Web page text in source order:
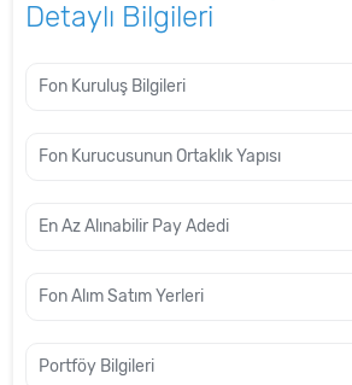
Detaylı Bilgileri
Fon Kuruluş Bilgileri
Fon Kurucusunun Ortaklık Yapısı
En Az Alınabilir Pay Adedi
Fon Alım Satım Yerleri
Portföy Bilgileri